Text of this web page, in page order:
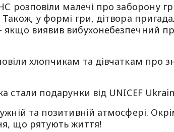
розповіли малечі про заборону
у формі гри, дітвора
якщо виявив вибухонебезпечний
хлопчикам та дівчаткам про
стали подарунки від UNICEF
та позитивній атмосфері.
що рятують життя!